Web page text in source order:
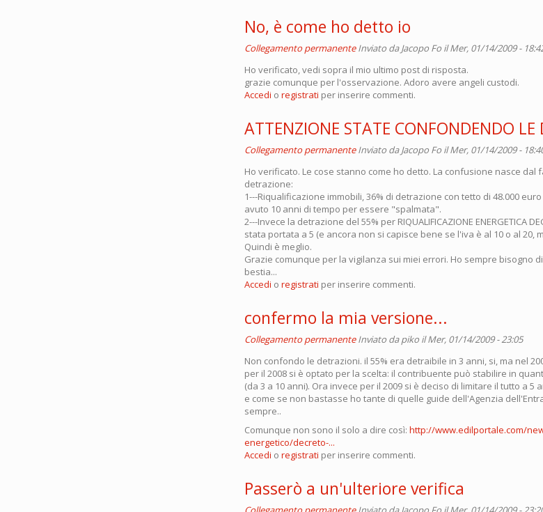
No, è come ho detto io
Collegamento permanente Inviato daJacopo Fo il Mer, 01/14/2009 -
Ho verificato, vedi sopra il mio ultimo post di risposta.
grazie comunque per l'osservazione. Adoro avere angeli custodi.
Accedi o registrati per inserire commenti.
ATTENZIONE STATE CONFONDENDO LE
Collegamento permanente Inviato daJacopo Fo il Mer, 01/14/2009 -
Ho verificato. Le cose stanno come ho detto. La confusione nasce dal
detrazione:
1---Riqualificazione immobili, 36% di detrazione con tetto di 48.000
avuto 10 anni di tempo per essere "spalmata".
2---Invece la detrazione del 55% per RIQUALIFICAZIONE ENERGETICA
stata portata a 5 (e ancora non si capisce bene se l'iva è al 10 o al 20,
Quindi è meglio.
Grazie comunque per la vigilanza sui miei errori. Ho sempre bisogno
bestia...
Accedi o registrati per inserire commenti.
confermo la mia versione...
Collegamento permanente Inviato dapiko il Mer, 01/14/2009 - 23:05
Non confondo le detrazioni. il 55% era detraibile in 3 anni, si, ma nel
per il 2008 si è optato per la scelta: il contribuente può stabilire in
(da 3 a 10 anni). Ora invece per il 2009 si è deciso di limitare il tutto a 5
e come se non bastasse ho tante di quelle guide dell'Agenzia
sempre..
Comunque non sono il solo a dire così: http://www.edilportale.com/
energetico/decreto-...
Accedi o registrati per inserire commenti.
Passerò a un'ulteriore verifica